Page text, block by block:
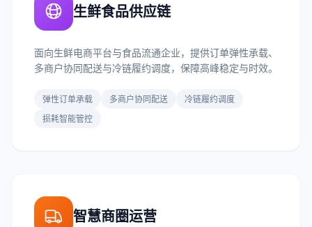
生鲜食品供应链
面向生鲜电商平台与食品流通企业，提供订单弹性承载、
多商户协同配送与冷链履约调度，保障高峰稳定与时效。
弹性订单承载 多商户协同配送
冷链履约调度
损耗智能管控
智慧商圈运营